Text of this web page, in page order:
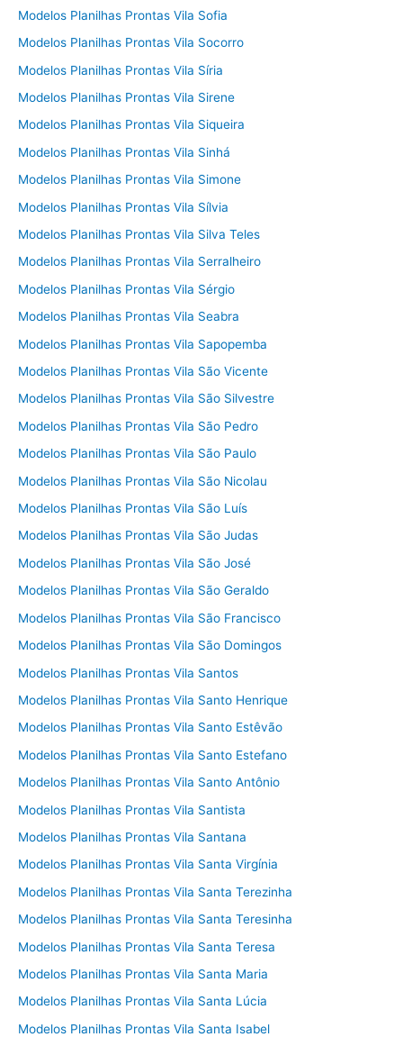
Modelos Planilhas Prontas Vila Sofia
Modelos Planilhas Prontas Vila Socorro
Modelos Planilhas Prontas Vila Síria
Modelos Planilhas Prontas Vila Sirene
Modelos Planilhas Prontas Vila Siqueira
Modelos Planilhas Prontas Vila Sinhá
Modelos Planilhas Prontas Vila Simone
Modelos Planilhas Prontas Vila Sílvia
Modelos Planilhas Prontas Vila Silva Teles
Modelos Planilhas Prontas Vila Serralheiro
Modelos Planilhas Prontas Vila Sérgio
Modelos Planilhas Prontas Vila Seabra
Modelos Planilhas Prontas Vila Sapopemba
Modelos Planilhas Prontas Vila São Vicente
Modelos Planilhas Prontas Vila São Silvestre
Modelos Planilhas Prontas Vila São Pedro
Modelos Planilhas Prontas Vila São Paulo
Modelos Planilhas Prontas Vila São Nicolau
Modelos Planilhas Prontas Vila São Luís
Modelos Planilhas Prontas Vila São Judas
Modelos Planilhas Prontas Vila São José
Modelos Planilhas Prontas Vila São Geraldo
Modelos Planilhas Prontas Vila São Francisco
Modelos Planilhas Prontas Vila São Domingos
Modelos Planilhas Prontas Vila Santos
Modelos Planilhas Prontas Vila Santo Henrique
Modelos Planilhas Prontas Vila Santo Estêvão
Modelos Planilhas Prontas Vila Santo Estefano
Modelos Planilhas Prontas Vila Santo Antônio
Modelos Planilhas Prontas Vila Santista
Modelos Planilhas Prontas Vila Santana
Modelos Planilhas Prontas Vila Santa Virgínia
Modelos Planilhas Prontas Vila Santa Terezinha
Modelos Planilhas Prontas Vila Santa Teresinha
Modelos Planilhas Prontas Vila Santa Teresa
Modelos Planilhas Prontas Vila Santa Maria
Modelos Planilhas Prontas Vila Santa Lúcia
Modelos Planilhas Prontas Vila Santa Isabel